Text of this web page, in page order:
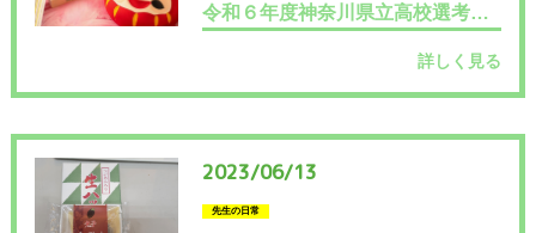
令和６年度神奈川県立高校選考基準発表！
詳しく見る
2023/06/13
先生の日常